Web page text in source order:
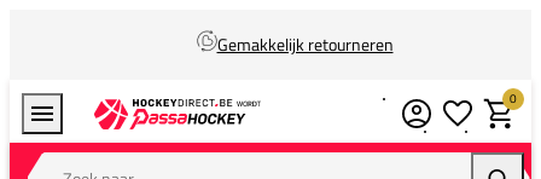
Gemakkelijk retourneren
Zoek naar...
0